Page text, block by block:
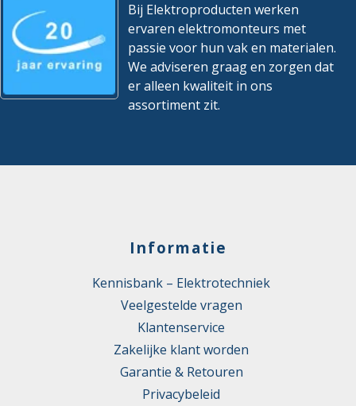
Bij Elektroproducten werken
ervaren elektromonteurs met
passie voor hun vak en materialen.
We adviseren graag en zorgen dat
er alleen kwaliteit in ons
assortiment zit.
Informatie
Kennisbank – Elektrotechniek
Veelgestelde vragen
Klantenservice
Zakelijke klant worden
Garantie & Retouren
Privacybeleid